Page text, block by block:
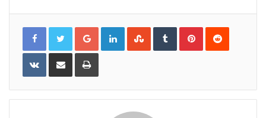
Google+LinkedInStumbleUpon
TumblrPinterestReddit
VKontakteShare
Email
Print